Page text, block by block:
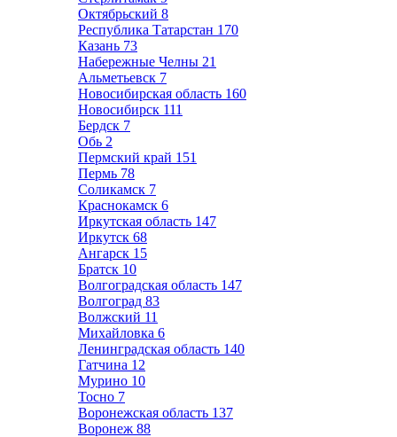
Октябрьский 8
Республика Татарстан 170
Казань 73
Набережные Челны 21
Альметьевск 7
Новосибирская область 160
Новосибирск 111
Бердск 7
Обь 2
Пермский край 151
Пермь 78
Соликамск 7
Краснокамск 6
Иркутская область 147
Иркутск 68
Ангарск 15
Братск 10
Волгоградская область 147
Волгоград 83
Волжский 11
Михайловка 6
Ленинградская область 140
Гатчина 12
Мурино 10
Тосно 7
Воронежская область 137
Воронеж 88